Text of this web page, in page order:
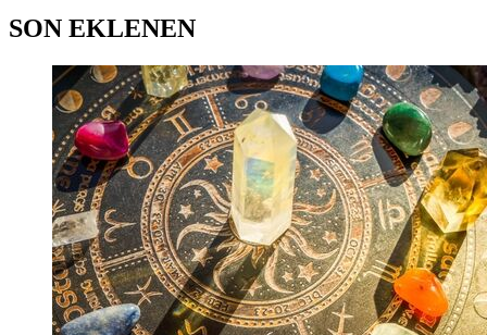
SON EKLENEN